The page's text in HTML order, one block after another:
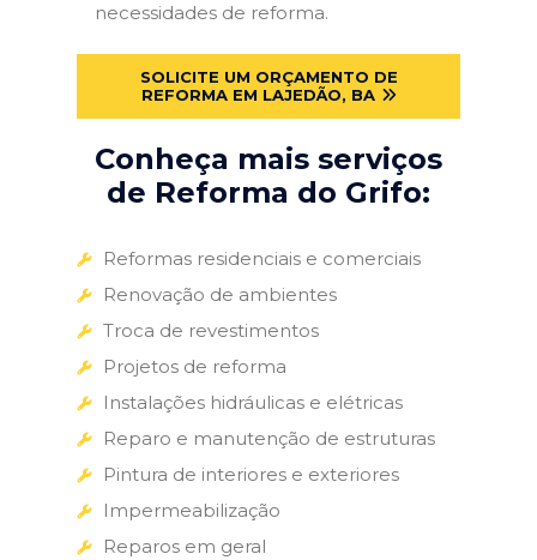
necessidades de reforma.
SOLICITE UM ORÇAMENTO DE
REFORMA EM LAJEDÃO, BA
Conheça mais serviços
de Reforma do Grifo:
Reformas residenciais e comerciais
Renovação de ambientes
Troca de revestimentos
Projetos de reforma
Instalações hidráulicas e elétricas
Reparo e manutenção de estruturas
Pintura de interiores e exteriores
Impermeabilização
Reparos em geral